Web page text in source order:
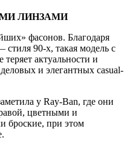
ЛИНЗАМИ
фасонов. Благодаря
90-х, такая модель с
актуальности и
и элегантных casual-
у Ray-Ban, где они
цветными и
броские, при этом